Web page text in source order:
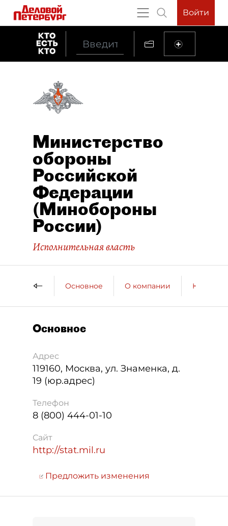
Войти
Министерство
обороны
Российской
Федерации
(Минобороны
России)
Исполнительная власть
Основное О компании
Основное
Адрес
119160, Москва, ул. Знаменка, д.
19 (юр.адрес)
Телефон
8 (800) 444-01-10
Сайт
http://stat.mil.ru
Предложить изменения